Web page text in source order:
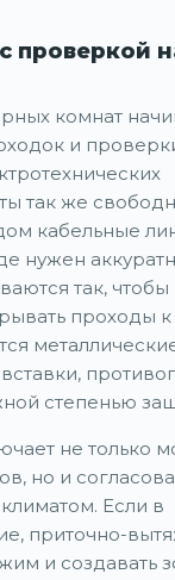
проверкой
комнат
и
так же
кабельные
нужен
так,
проходы к
степенью
не только
но и
Если в
приточно-
и создавать